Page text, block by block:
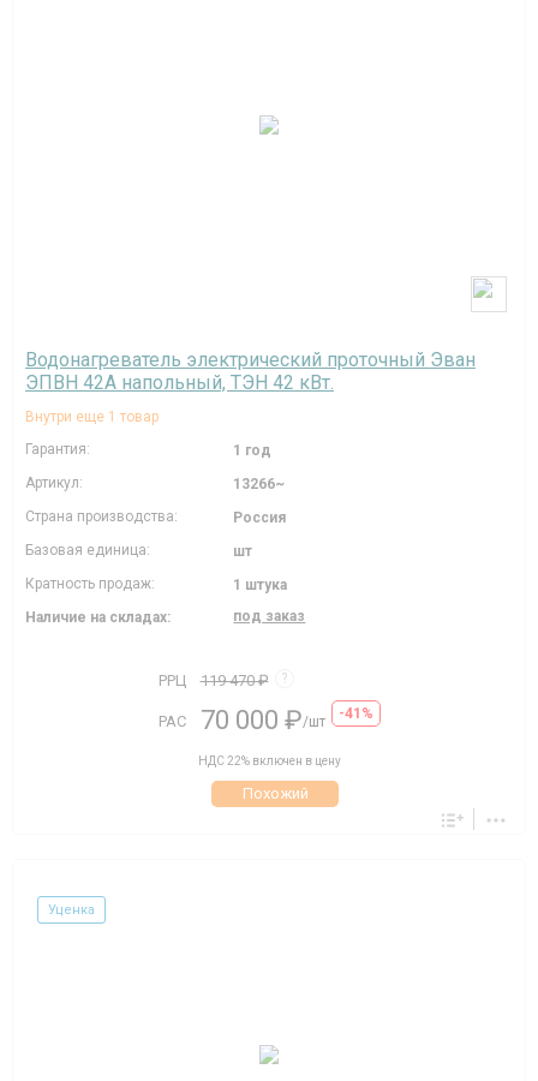
Водонагреватель электрический проточный Эван
ЭПВН 42А напольный, ТЭН 42 кВт.
Внутри еще 1 товар
Гарантия:
1 год
Артикул:
13266~
Страна производства:
Россия
Базовая единица:
шт
Кратность продаж:
1 штука
Наличие на складах:
под заказ
РРЦ 119 470 ₽ ?
РАС 70 000 ₽/шт -41%
НДС 22% включен в цену
Похожий
Уценка